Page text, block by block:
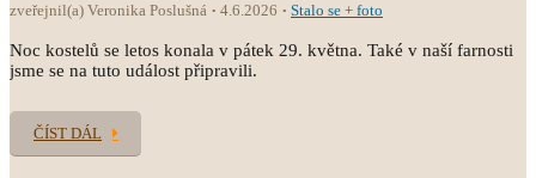
zveřejnil(a) Veronika Poslušná 4.6.2026 Stalo se + foto
Noc kostelů se letos konala v pátek 29. května. Také v naší farnosti
jsme se na tuto událost připravili.
ČÍST DÁL